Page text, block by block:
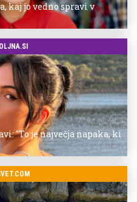
kaj jo vedno spravi v
"To je največja napaka, ki